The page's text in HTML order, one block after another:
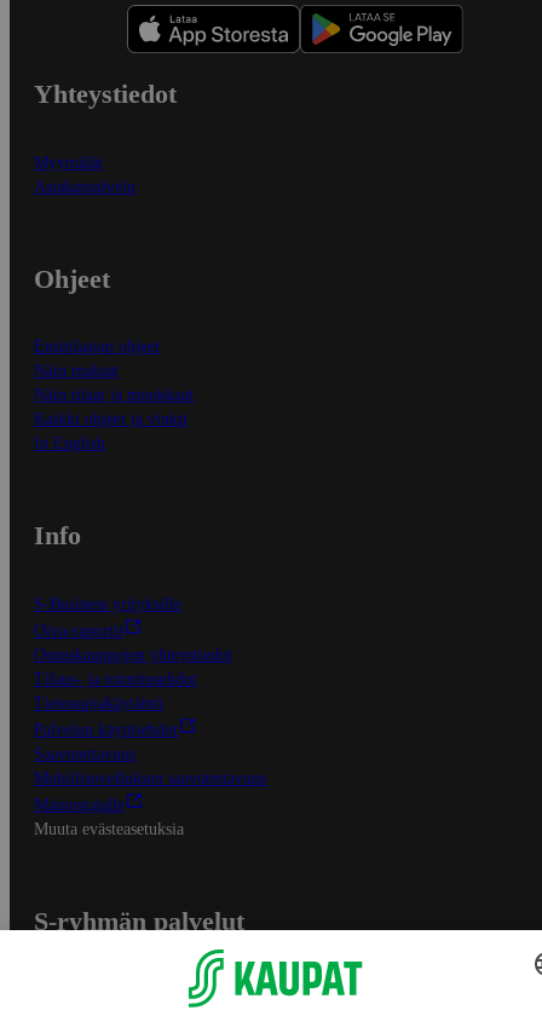
Yhteystiedot
Myymälät
Asiakaspalvelu
Ohjeet
Ensitilaajan ohjeet
Näin maksat
Näin tilaat ja muokkaat
Kaikki ohjeet ja vinkit
In English
Info
S-Business yrityksille
Oiva-raportit
Osuuskauppojen yhteystiedot
Tilaus- ja toimitusehdot
Tietosuojakäytäntö
Palvelun käyttöehdot
Saavutettavuus
Mobiilisovelluksen saavutettavuus
Mainostajalle
Muuta evästeasetuksia
S-ryhmän palvelut